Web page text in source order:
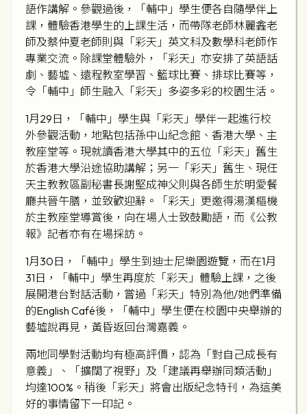
語作講解。參觀過後，「輔中」學生便各自隨學伴上
課，體驗香港學生的上課生活，而帶隊老師林麗錱老
師及蔡仲夏老師則與「彩天」英文科及數學科老師作
專業交流。除課堂體驗外，「彩天」亦安排了英語話
劇、藝墟、遠程教室學習、籃球比賽、排球比賽等，
令「輔中」師生融入「彩天」多姿多彩的校園生活。
1月29日，「輔中」學生與「彩天」學伴一起進行校
外參觀活動，地點包括孫中山紀念館、香港大學、主
教座堂等。現就讀香港大學其中的五位「彩天」舊生
於香港大學沿途協助講解；另一「彩天」舊生、現任
天主教教區副秘書長謝堅成神父則與各師生於明愛餐
廳共晉午膳，並致歡迎辭。「彩天」更邀得湯漢樞機
於主教座堂導賞後，向在場人士致鼓勵語，而《公教
報》記者亦有在場採訪。
1月30日，「輔中」學生到迪士尼樂園遊覽，而在1月
31日，「輔中」學生再度於「彩天」體驗上課，之後
展開港台對話活動，嘗過「彩天」特別為他/她們準備
的English Café後，「輔中」學生便在校園中央舉辦的
藝墟說再見，黃昏返回台灣嘉義。
兩地同學對活動均有極高評價，認為「對自己成長有
意義」、「擴闊了視野」及「建議再舉辦同類活動」
均達100%。稍後「彩天」將會出版紀念特刊，為這美
好的事情留下一印記。